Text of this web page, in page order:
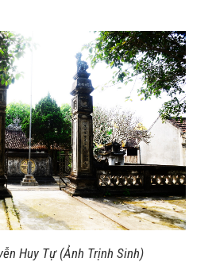
Huy Tự (Ảnh Trịnh Sinh)